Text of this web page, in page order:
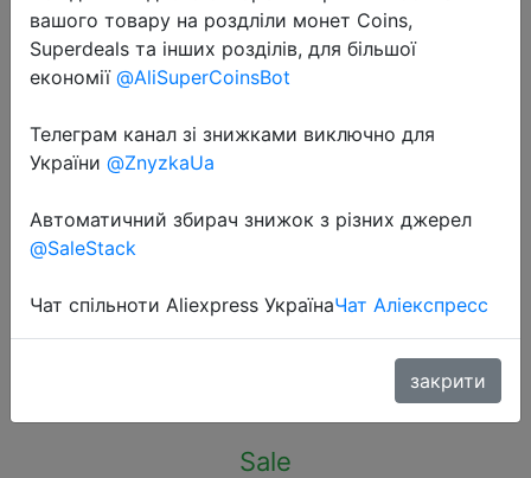
MIEGOFCE 2022 New Winter
Women's Cotton Jacket Long Coat
Thick New Clothes Parka Women
Coat Jacket For Winter Women
Sale
вашого товару на роздліли монет Coins,
Superdeals та інших розділів, для більшої
економії @AliSuperCoinsBot
Телеграм канал зі знижками виключно для
України @ZnyzkaUa
Автоматичний збирач знижок з різних джерел
@SaleStack
Чат спільноти Aliexpress УкраїнаЧат Аліекспресс
закрити